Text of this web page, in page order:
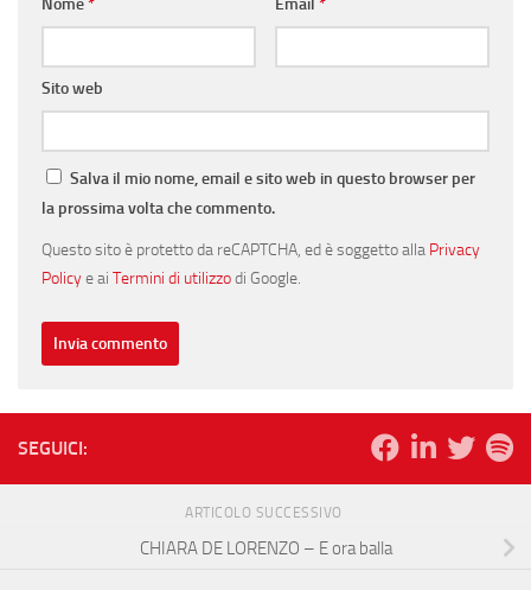
Nome* Email *
Sito web
Salva il mio nome, email e sito web in questo browser per
la prossima volta che commento.
Questo sito è protetto da reCAPTCHA, ed è soggetto alla Privacy
Policye ai Termini di utilizzodi Google.
SEGUICI:
ARTICOLO SUCCESSIVO
CHIARA DE LORENZO – E ora balla